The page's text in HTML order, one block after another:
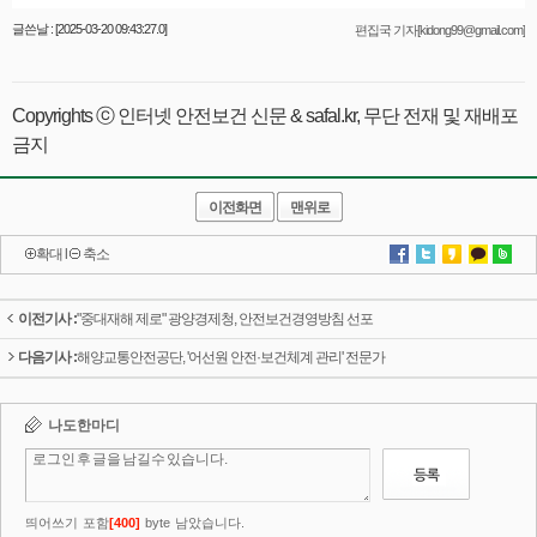
글쓴날 : [2025-03-20 09:43:27.0] 편집국 기자[kidong99@gmail.com]
Copyrights ⓒ 인터넷 안전보건 신문 & safal.kr, 무단 전재 및 재배포
금지
이전화면 맨위로
확대 축소
이전기사 :"중대재해 제로" 광양경제청, 안전보건경영방침 선포
다음기사 :해양교통안전공단, '어선원 안전·보건체계 관리' 전문가